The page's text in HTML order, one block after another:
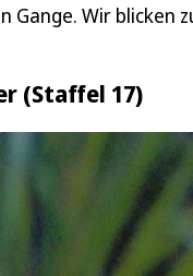
Gange. Wir blicken
(Staffel 17)